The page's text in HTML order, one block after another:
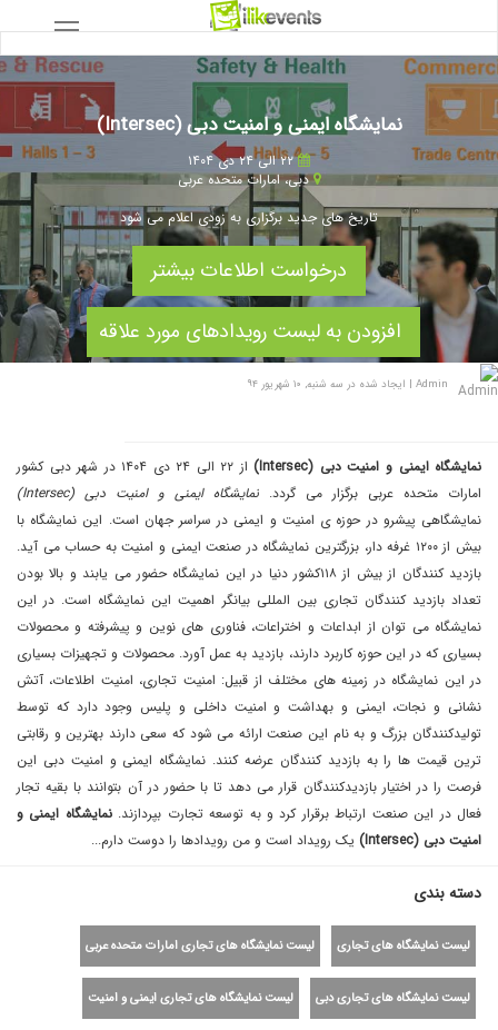
نمایشگاه ایمنی و امنیت دبی (Intersec)
۲۲ الی ۲۴ دی ۱۴۰۴
دبی،امارات متحده عربی
تاریخ های جدید برگزاری به زودی اعلام می شود
درخواست اطلاعات بیشتر
افزودن به لیست رویدادهای مورد علاقه
Admin
| ایجاد شده در سه شنبه, ۱۰ شهریور ۹۴
نمایشگاه ایمنی و امنیت دبی (Intersec)
از ۲۲ الی ۲۴ دی ۱۴۰۴ در شهر دبی کشور
امارات متحده عربی برگزار می گردد. نمایشگاه ایمنی و امنیت دبی (Intersec)
نمایشگاهی پیشرو در حوزه ی امنیت و ایمنی در سراسر جهان است. این نمایشگاه با
بیش از ١٢٠٠ غرفه دار، بزرگترین نمایشگاه در صنعت ایمنی و امنیت به حساب می آید.
بازدید کنندگان از بیش از ١١٨کشور دنیا در این نمایشگاه حضور می یابند و بالا بودن
تعداد بازدید کنندگان تجاری بین المللی بیانگر اهمیت این نمایشگاه است. در این
نمایشگاه می توان از ابداعات و اختراعات، فناوری های نوین و پیشرفته و محصولات
بسیاری که در این حوزه کاربرد دارند، بازدید به عمل آورد. محصولات و تجهیزات بسیاری
در این نمایشگاه در زمینه های مختلف از قبیل: امنیت تجاری، امنیت اطلاعات، آتش
نشانی و نجات، ایمنی و بهداشت و امنیت داخلی و پلیس وجود دارد که توسط
تولیدکنندگان بزرگ و به نام این صنعت ارائه می شود که سعی دارند بهترین و رقابتی
ترین قیمت ها را به بازدید کنندگان عرضه کنند. نمایشگاه ایمنی و امنیت دبی این
فرصت را در اختیار بازدیدکنندگان قرار می دهد تا با حضور در آن بتوانند با بقیه تجار
فعال در این صنعت ارتباط برقرار کرد و به توسعه تجارت بپردازند. نمایشگاه ایمنی و
امنیت دبی (Intersec)
یک رویداد است و من رویداد‌ها را دوست دارم...
دسته بندی
لیست نمایشگاه های تجاری لیست نمایشگاه های تجاری امارات متحده عربی
لیست نمایشگاه های تجاری دبی لیست نمایشگاه های تجاری ایمنی و امنیت